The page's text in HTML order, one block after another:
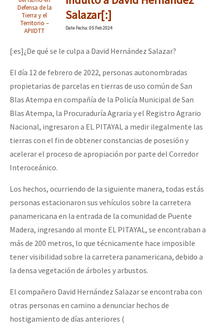
Defensa de la
Tierra y el
Territorio –
APIIDTT
Salazar[:]
DateFecha: 05 Feb 2024
[:es]¿De qué se le culpa a David Hernández Salazar?
El día 12 de febrero de 2022, personas autonombradas
propietarias de parcelas en tierras de uso común de San
Blas Atempa en compañía de la Policía Municipal de San
Blas Atempa, la Procuraduría Agraria y el Registro Agrario
Nacional, ingresaron a EL PITAYAL a medir ilegalmente las
tierras con el fin de obtener constancias de posesión y
acelerar el proceso de apropiación por parte del Corredor
Interoceánico.
Los hechos, ocurriendo de la siguiente manera, todas estás
personas estacionaron sus vehículos sobre la carretera
panamericana en la entrada de la comunidad de Puente
Madera, ingresando al monte EL PITAYAL, se encontraban a
más de 200 metros, lo que técnicamente hace imposible
tener visibilidad sobre la carretera panamericana, debido a
la densa vegetación de árboles y arbustos.
El compañero David Hernández Salazar se encontraba con
otras personas en camino a denunciar hechos de
hostigamiento de días anteriores (